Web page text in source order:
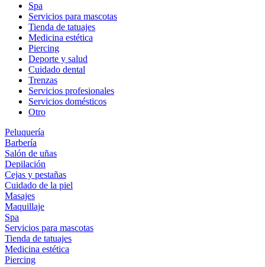
Spa
Servicios para mascotas
Tienda de tatuajes
Medicina estética
Piercing
Deporte y salud
Cuidado dental
Trenzas
Servicios profesionales
Servicios domésticos
Otro
Peluquería
Barbería
Salón de uñas
Depilación
Cejas y pestañas
Cuidado de la piel
Masajes
Maquillaje
Spa
Servicios para mascotas
Tienda de tatuajes
Medicina estética
Piercing